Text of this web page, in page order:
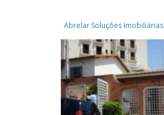
Abrelar Soluções Imobiliárias